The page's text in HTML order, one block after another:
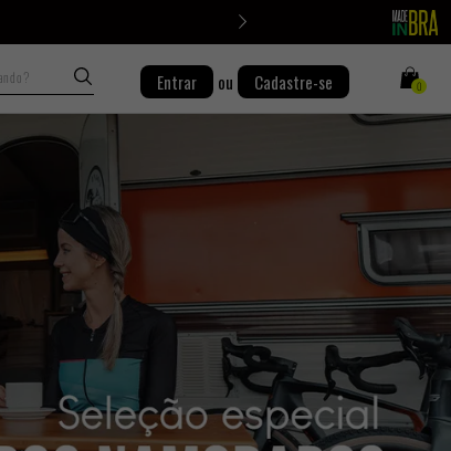
Entrar ou Cadastre-se 0